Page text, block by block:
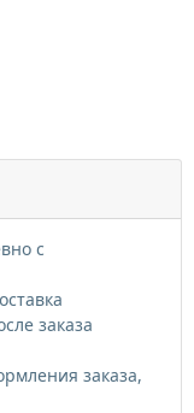
с
заказа
заказа,